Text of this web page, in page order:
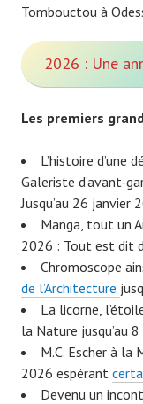
Tombouctou à
2026 : Une
Les premiers
L’histoire d’une
Galeriste d’avant-
Jusqu’au 26 janvier
Manga, tout un
2026 : Tout est dit
Chromoscope
de l’Architecture
La licorne,
la Nature jusqu’au
M.C. Escher à la
2026 espérant
Devenu un